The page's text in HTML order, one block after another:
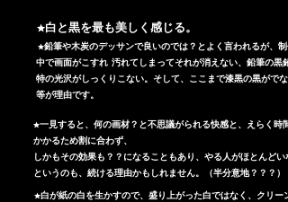
​ ★白と黒を最も美しく感じる。
★鉛筆や木炭のデッサンで良いのでは？とよく言われるが、制
中で画面がこすれ 汚れてしまってそれが消えない、鉛筆の黒鉛
特の光沢がしっくりこない。そして、ここまで漆黒の黒がでな
等が理由です。
★一見すると、何の画材？と不思議がられる快感と、えらく時間
かかるため割に合わず、
しかもその効果も？？になることもあり、やる人がほとんどい
というのも、続ける理由かもしれません。（半分意地？？？）
★白が紙の白を生かすので、盛り上がった白ではなく、クリー